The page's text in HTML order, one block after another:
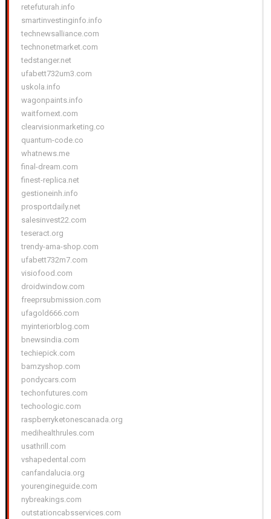
retefuturah.info
smartinvestinginfo.info
technewsalliance.com
technonetmarket.com
tedstanger.net
ufabett732um3.com
uskola.info
wagonpaints.info
waitfornext.com
clearvisionmarketing.co
quantum-code.co
whatnews.me
final-dream.com
finest-replica.net
gestioneinh.info
prosportdaily.net
salesinvest22.com
teseract.org
trendy-ama-shop.com
ufabett732m7.com
visiofood.com
droidwindow.com
freeprsubmission.com
ufagold666.com
myinteriorblog.com
bnewsindia.com
techiepick.com
bamzyshop.com
pondycars.com
techonfutures.com
techoologic.com
raspberryketonescanada.org
medihealthrules.com
usathrill.com
vshapedental.com
canfandalucia.org
yourengineguide.com
nybreakings.com
outstationcabsservices.com